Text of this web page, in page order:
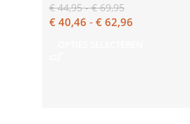
€44,95 - €69,95
€ 40,46 - € 62,96